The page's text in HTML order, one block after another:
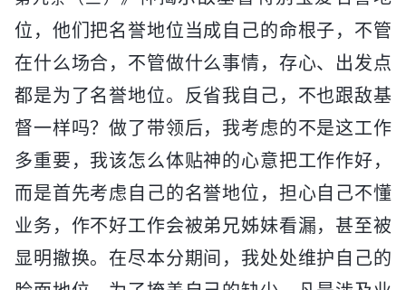
位，他们把名誉地位当成自己的命根子，不管
在什么场合，不管做什么事情，存心、出发点
都是为了名誉地位。反省我自己，不也跟敌基
督一样吗？做了带领后，我考虑的不是这工作
多重要，我该怎么体贴神的心意把工作作好，
而是首先考虑自己的名誉地位，担心自己不懂
业务，作不好工作会被弟兄姊妹看漏，甚至被
显明撤换。在尽本分期间，我处处维护自己的